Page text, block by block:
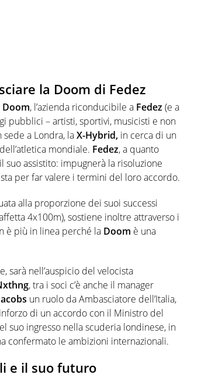
la Doom di Fedez
Doom, l’azienda riconducibile a Fedez(e a
pubblici – artisti, sportivi, musicisti e non
a Londra, laX-Hybrid, in cerca di un
mondiale. Fedez, a quanto
suo assistito: impugnerà la risoluzione
per far valere i termini del loro accordo.
alla proporzione dei suoi successi
4x100m), sostiene inoltre attraverso i
è più in linea perché la Doom è una
sarà nell’auspicio del velocista
, tra i soci c’è anche il manager
un ruolo da Ambasciatore dell’Italia,
di un accordo con il Ministro del
suo ingresso nella scuderia londinese, in
confermato le ambizioni internazionali.
e il suo futuro